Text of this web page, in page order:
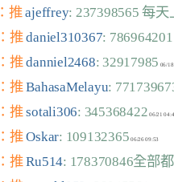
：推 ajeffrey: 237398565 每
：推 daniel310367:
：推 danniel2468: 32917985
：推 BahasaMelayu:
：推 sotali306: 345368422
：推 Oskar: 109132365
：推 Ru514: 178370846全部